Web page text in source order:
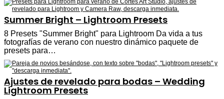
Summer Bright – Lightroom Presets
8 Presets "Summer Bright" para Lightroom Da vida a tus
fotografías de verano con nuestro dinámico paquete de
presets para…
Ajustes de revelado para bodas – Wedding
Lightroom Presets